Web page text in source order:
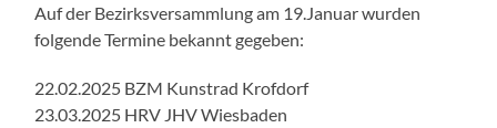
Auf der Bezirksversammlung am 19.Januar wurden
folgende Termine bekannt gegeben:
22.02.2025 BZM Kunstrad Krofdorf
23.03.2025 HRV JHV Wiesbaden